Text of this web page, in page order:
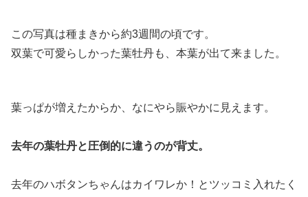
この写真は種まきから約3週間の頃です。
双葉で可愛らしかった葉牡丹も、本葉が出て来ました。
葉っぱが増えたからか、なにやら賑やかに見えます。
去年の葉牡丹と圧倒的に違うのが背丈。
去年のハボタンちゃんはカイワレか！とツッコミ入れたく